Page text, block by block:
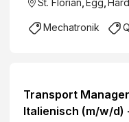
St. Florian Egg Hard
Mechatronik
Transport Manager
Italienisch (m/w/d)